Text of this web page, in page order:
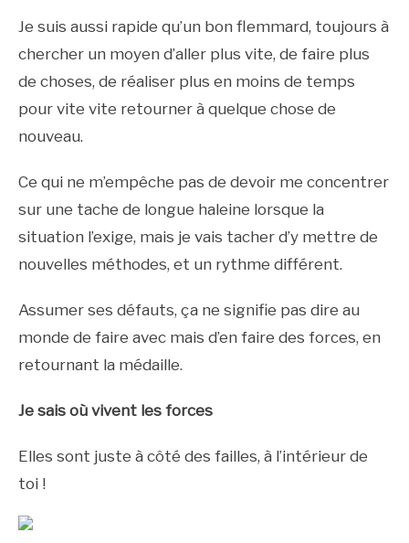
Je suis aussi rapide qu’un bon flemmard, toujours à
chercher un moyen d’aller plus vite, de faire plus
de choses, de réaliser plus en moins de temps
pour vite vite retourner à quelque chose de
nouveau.
Ce qui ne m’empêche pas de devoir me concentrer
sur une tache de longue haleine lorsque la
situation l’exige, mais je vais tacher d’y mettre de
nouvelles méthodes, et un rythme différent.
Assumer ses défauts, ça ne signifie pas dire au
monde de faire avec mais d’en faire des forces, en
retournant la médaille.
Je sais où vivent les forces
Elles sont juste à côté des failles, à l’intérieur de
toi !